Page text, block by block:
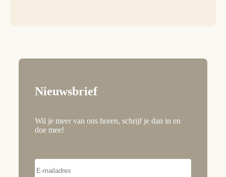
Nieuwsbrief
Wil je meer van ons horen, schrijf je dan in en
doe mee!